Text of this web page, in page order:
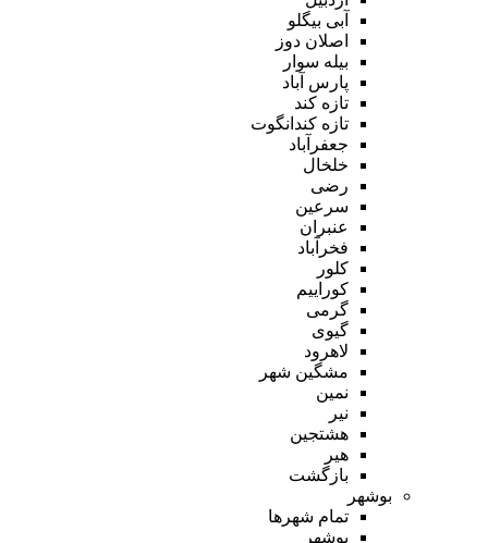
آبی بیگلو
اصلان دوز
بیله سوار
پارس آباد
تازه کند
تازه کندانگوت
جعفرآباد
خلخال
رضی
سرعین
عنبران
فخرآباد
کلور
کوراییم
گرمی
گیوی
لاهرود
مشگین شهر
نمین
نیر
هشتجین
هیر
بازگشت
بوشهر
تمام شهر‌ها
بوشهر